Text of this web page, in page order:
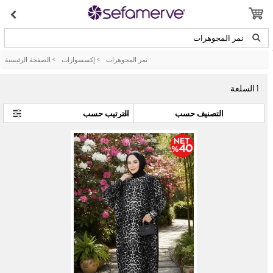
نمر المجوهرات
الصفحة الرئيسية > إكسسوارات > نمر المجوهرات
1السلعة
التصنيف حسب